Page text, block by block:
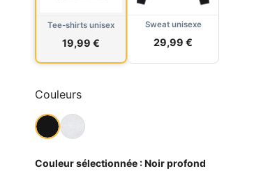
Tee-shirts unisex
19,99 €
Sweat unisexe
29,99 €
Couleurs
Couleur sélectionnée :Noir profond